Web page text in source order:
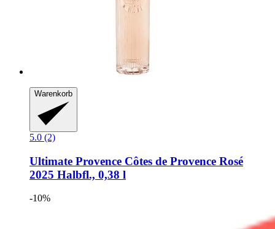
Warenkorb
5.0 (2)
Ultimate Provence Côtes de Provence Rosé
2025 Halbfl., 0,38 l
-10%